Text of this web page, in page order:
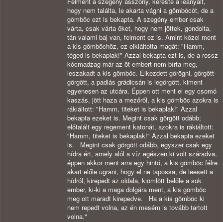
hogy nem találta, le akarta vágni a gömböcöt, de a
gömböc ezt is bekapta. A szegény ember csak
várta, csak várta őket, hogy nem jöttek, gondolta,
tán valami baj van, felment ez is. Amint közel ment
a kis gömböchöz, ez elkiáltotta magát: "Hamm,
téged is bekaplak!" Azzal bekapta ezt is, de a rossz
kócmadzag már az öt embert nem bírta meg,
leszakadt a kis gömböc. Elkezdett görögni, görgött-
görgött, a padlás grádicsán is legörgött, kiment
egyenesen az utcára. Éppen ott ment el egy csomó
kaszás, jött haza a mezőről, a kis gömböc azokra is
rákiáltott: "Hamm, titeket is bekaplak!" Azzal
bekapta ezeket is. Megint csak görgött odább;
előtalált egy regement katonát, azokra is rákiáltott:
"Hamm, titeket is bekaplak!" Azzal bekapta ezeket
is. Megint csak görgött odább, egyszer csak egy
hídra ért, amely alól a víz egészen ki volt száradva,
éppen akkor ment arra egy hintó, a kis gömböc félre
akart előle ugrani, hogy el ne tapossa, de leesett a
hídról, kirepedt az oldala, kiömlött belőle a sok
ember, ki-ki a maga dolgára ment, a kis gömböc
meg ott maradt kirepedve. Ha a kis gömböc ki
nem repedt volna, az én mesém is tovább tartott
volna."